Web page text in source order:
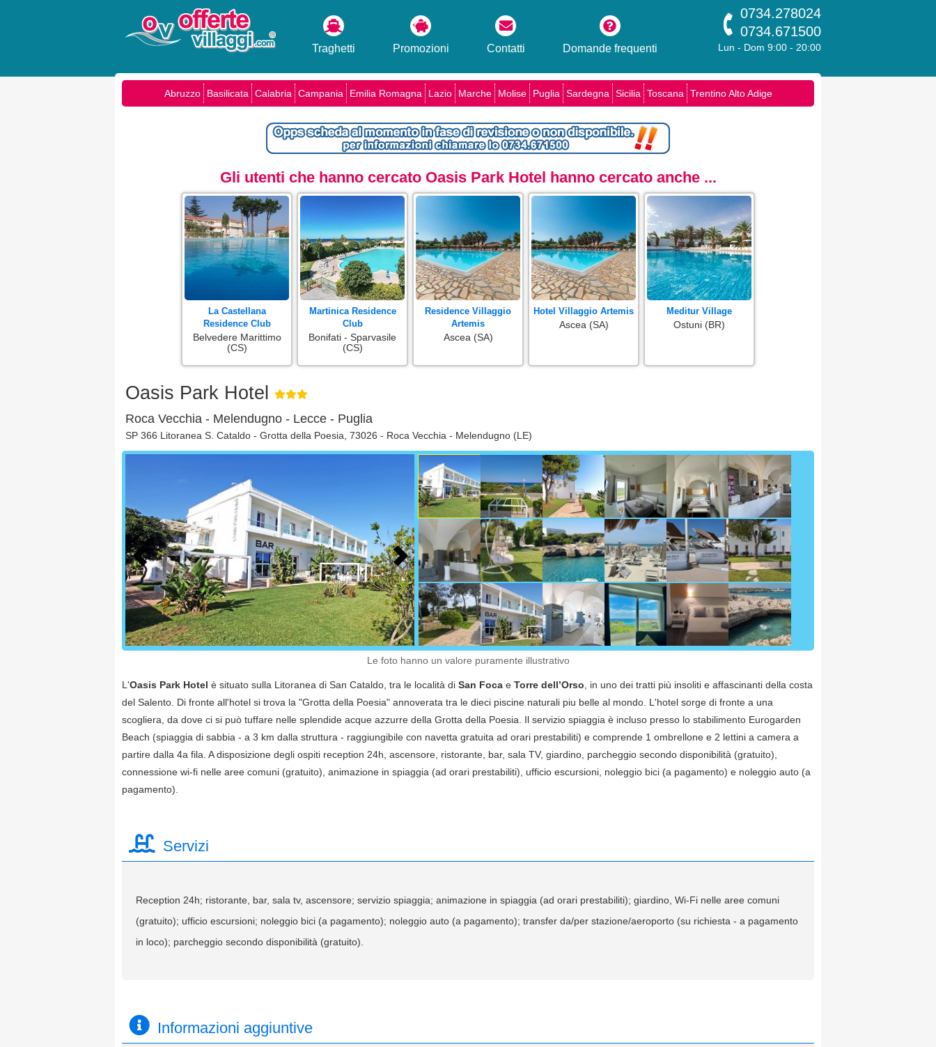
Traghetti Promozioni Contatti Domande frequenti
0734.278024
0734.671500
Lun - Dom 9:00 - 20:00
Abruzzo Basilicata Calabria Campania Emilia Romagna Lazio Marche Molise Puglia Sardegna Sicilia Toscana Trentino Alto Adige
Gli utenti che hanno cercato Oasis Park Hotel hanno cercato anche ...
La Castellana
Residence Club
Belvedere Marittimo
(CS)
Martinica Residence
Club
Bonifati - Sparvasile
(CS)
Residence Villaggio
Artemis
Ascea (SA)
Hotel Villaggio Artemis
Ascea (SA)
Meditur Village
Ostuni (BR)
Oasis Park Hotel
Roca Vecchia - Melendugno - Lecce - Puglia
SP 366 Litoranea S. Cataldo - Grotta della Poesia, 73026 - Roca Vecchia - Melendugno (LE)
Le foto hanno un valore puramente illustrativo
L'Oasis Park Hotel è situato sulla Litoranea di San Cataldo, tra le località di San Foca e Torre dell’Orso , in uno dei tratti più insoliti e affascinanti della costa
del Salento. Di fronte all'hotel si trova la "Grotta della Poesia" annoverata tra le dieci piscine naturali piu belle al mondo. L'hotel sorge di fronte a una
scogliera, da dove ci si può tuffare nelle splendide acque azzurre della Grotta della Poesia. Il servizio spiaggia è incluso presso lo stabilimento Eurogarden
Beach (spiaggia di sabbia - a 3 km dalla struttura - raggiungibile con navetta gratuita ad orari prestabiliti) e comprende 1 ombrellone e 2 lettini a camera a
partire dalla 4a fila. A disposizione degli ospiti reception 24h, ascensore, ristorante, bar, sala TV, giardino, parcheggio secondo disponibilità (gratuito),
connessione wi-fi nelle aree comuni (gratuito), animazione in spiaggia (ad orari prestabiliti), ufficio escursioni, noleggio bici (a pagamento) e noleggio auto (a
pagamento).
Servizi
Reception 24h; ristorante, bar, sala tv, ascensore; servizio spiaggia; animazione in spiaggia (ad orari prestabiliti); giardino, Wi-Fi nelle aree comuni
(gratuito); ufficio escursioni; noleggio bici (a pagamento); noleggio auto (a pagamento); transfer da/per stazione/aeroporto (su richiesta - a pagamento
in loco); parcheggio secondo disponibilità (gratuito).
Informazioni aggiuntive